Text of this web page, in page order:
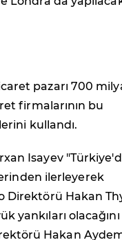
pazarı 700
firmalarının bu
kullandı.
Isayev
ilerleyerek
Direktörü Hakan
yankıları olacağını
Hakan